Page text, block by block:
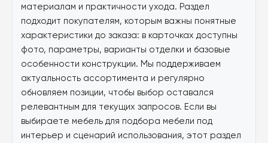
материалам и практичности ухода. Раздел
подходит покупателям, которым важны понятные
характеристики до заказа: в карточках доступны
фото, параметры, варианты отделки и базовые
особенности конструкции. Мы поддерживаем
актуальность ассортимента и регулярно
обновляем позиции, чтобы выбор оставался
релевантным для текущих запросов. Если вы
выбираете мебель для подбора мебели под
интерьер и сценарий использования, этот раздел